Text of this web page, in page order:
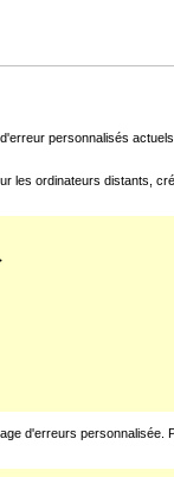
personnalisés
les ordinateurs distants,
d'erreurs